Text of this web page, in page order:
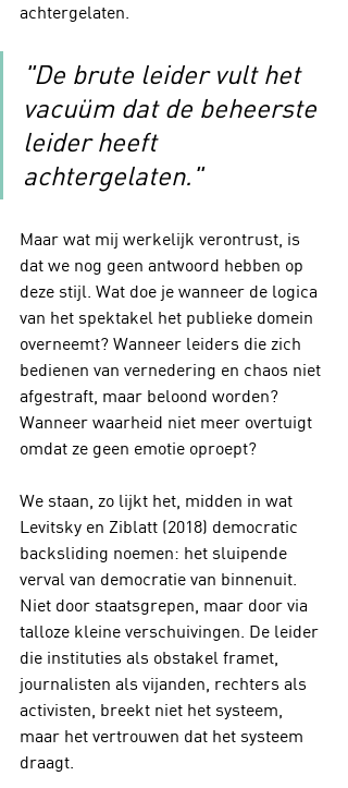
achtergelaten.
"De brute leider vult het
vacuüm dat de beheerste
leider heeft
achtergelaten."
Maar wat mij werkelijk verontrust, is
dat we nog geen antwoord hebben op
deze stijl. Wat doe je wanneer de logica
van het spektakel het publieke domein
overneemt? Wanneer leiders die zich
bedienen van vernedering en chaos niet
afgestraft, maar beloond worden?
Wanneer waarheid niet meer overtuigt
omdat ze geen emotie oproept?
We staan, zo lijkt het, midden in wat
Levitsky en Ziblatt (2018) democratic
backsliding noemen: het sluipende
verval van democratie van binnenuit.
Niet door staatsgrepen, maar door via
talloze kleine verschuivingen. De leider
die instituties als obstakel framet,
journalisten als vijanden, rechters als
activisten, breekt niet het systeem,
maar het vertrouwen dat het systeem
draagt.